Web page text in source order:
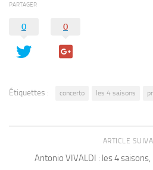
PARTAGER
0 0
Étiquettes : concerto les 4 saisons
ARTICLE
Antonio VIVALDI : les 4 saisons,